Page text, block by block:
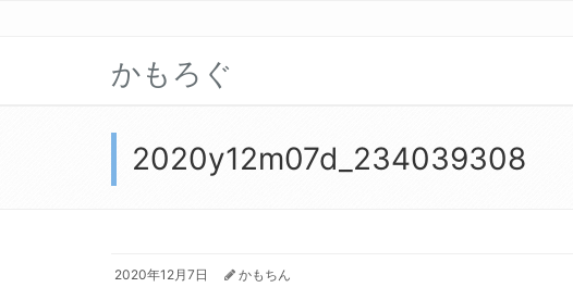
かもろぐ
2020y12m07d_234039308
2020年12月7日 かもちん